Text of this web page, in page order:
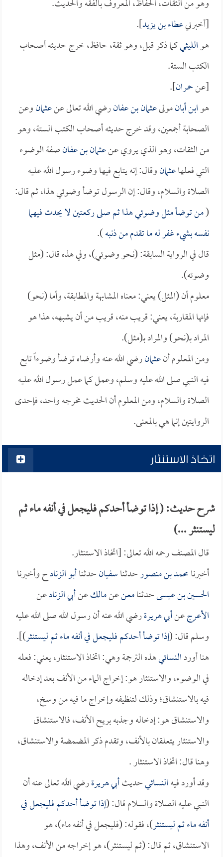
وهو من الثقات، الحفاظ، المعروف بالفقه والحديث.
[أخبرنيعطاء بن يزيد].
هوالليثيكما ذكر قبل، وهو ثقة، حافظ، خرج حديثه أصحاب
الكتب الستة.
[عنحمران].
هوابن أبانمولىعثمان بن عفانرضي الله تعالى عنعثمانوعن
الصحابة أجمعين، وقد خرج حديثه أصحاب الكتب الستة، وهو
من الثقات، وهو الذي يروي عنعثمان بن عفانصفة الوضوء
التي فعلهاعثمانوقال: إنه يتابع فيها وضوء رسول الله عليه
الصلاة والسلام، وقال: إن الرسول توضأ وضوئي هذا، ثم قال:
(من توضأ مثل وضوئي هذا ثم صلى ركعتين لا يحدث فيهما
نفسه بشيء غفر له ما تقدم من ذنبه).
قال في الرواية السابقة: (نحو وضوئي)، وفي هذه قال: (مثل
وضوئه).
معلوم أن (المثل) يعني: معناه المشابهة والمطابقة، وأما (نحو)
فإنها المقاربة، يعني: قريب منه، قريب من أن يشبهه، هذا هو
المراد بـ(نحو) والمراد بـ(مثل).
ومن المعلوم أنعثمانرضي الله عنه وأرضاه توضأ وضوءاً تابع
فيه النبي صلى الله عليه وسلم، وعمل كما عمل رسول الله عليه
الصلاة والسلام، ومن المعلوم أن الحديث مخرجه واحد، فإحدى
الروايتين إنما هي بالمعنى.
اتخاذ الاستنثار
شرح حديث: ( إذا توضأ أحدكم فليجعل في أنفه ماء ثم
ليستنثر ...)
قال المصنف رحمه الله تعالى: [اتخاذ الاستنثار.
أخبرنامحمد بن منصورحدثناسفيانحدثناأبو الزنادح وأخبرنا
الحسين بن عيسىحدثنامعنعنمالكعنأبي الزنادعن
الأعرجعنأبي هريرةرضي الله عنه أن رسول الله صلى الله عليه
وسلم قال: (إذا توضأ أحدكم فليجعل في أنفه ماء ثم ليستنثر)].
هنا أوردالنسائيهذه الترجمة وهي: اتخاذ الاستنثار، يعني: فعله
في الوضوء، والاستنثار هو: إخراج الماء من الأنف بعد إدخاله
فيه بالاستنشاق؛ وذلك لتنظيفه وإخراج ما فيه من وسخ،
والاستنشاق هو: إدخاله وجذبه بريح الأنف، فالاستنشاق
والاستنثار يتعلقان بالأنف، وتقدم ذكر المضمضة والاستنشاق،
وهنا قال: اتخاذ الاستنثار .
وقد أورد فيهالنسائيحديثأبي هريرةرضي الله تعالى عنه أن
النبي عليه الصلاة والسلام قال: (إذا توضأ أحدكم فليجعل في
أنفه ماء ثم ليستنثر)، فقوله: (فليجعل في أنفه ماء)، هو
الاستنشاق، ثم قال: (ثم ليستنثر)، هو إخراجه من الأنف، وهذا